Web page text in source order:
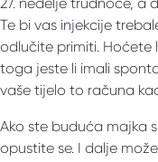
Te bi vas injekcije
odlučite primiti. Hoćete
toga jeste li imali
vaše tijelo to računa
Ako ste buduća majka
opustite se. I dalje